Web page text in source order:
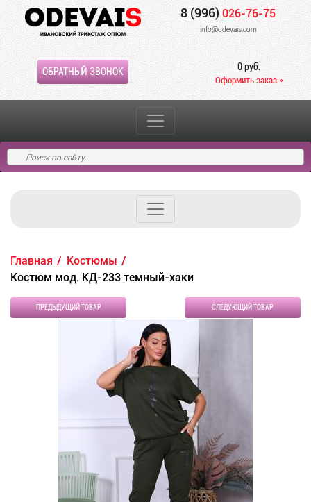
8 (996) 026-76-75
info@odevais.com
ОБРАТНЫЙ ЗВОНОК 0 руб.
Оформить заказ »
Главная
Костюмы
Костюм мод. КД-233 темный-хаки
ПРЕДЫДУЩИЙ ТОВАР СЛЕДУЮЩИЙ ТОВАР